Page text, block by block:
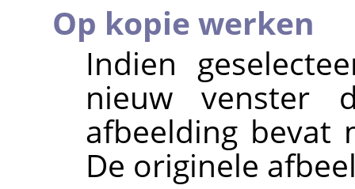
Op kopie werken
Indien
nieuw venster
afbeelding bevat
De originele